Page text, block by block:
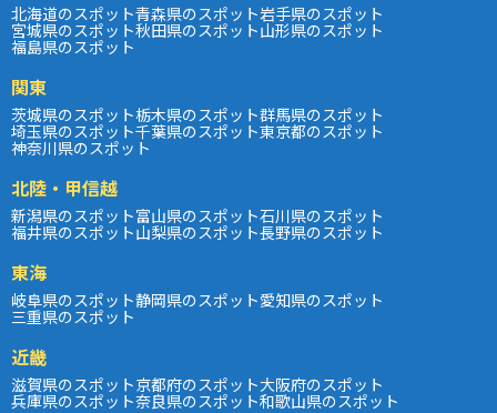
北海道のスポット青森県のスポット岩手県のスポット
宮城県のスポット秋田県のスポット山形県のスポット
福島県のスポット
関東
茨城県のスポット栃木県のスポット群馬県のスポット
埼玉県のスポット千葉県のスポット東京都のスポット
神奈川県のスポット
北陸・甲信越
新潟県のスポット富山県のスポット石川県のスポット
福井県のスポット山梨県のスポット長野県のスポット
東海
岐阜県のスポット静岡県のスポット愛知県のスポット
三重県のスポット
近畿
滋賀県のスポット京都府のスポット大阪府のスポット
兵庫県のスポット奈良県のスポット和歌山県のスポット